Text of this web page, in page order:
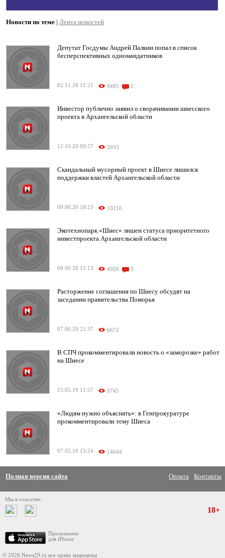
Новости по теме | Лента новостей
Депутат Госдумы Андрей Палкин попал в список
бесперспективных одномандатников
02.11.20 11:21 9495 1
Инвестор публично заявил о сворачивании шиесского
проекта в Архангельской области
12.10.20 09:57 3933
Скандальный мусорный проект в Шиесе лишился
поддержки властей Архангельской области
09.06.20 18:23 10216
Экотехнопарк «Шиес» лишен статуса приоритетного
инвестпроекта Архангельской области
09.06.20 15:13 4926 3
Расторжение соглашения по Шиесу обсудят на
заседании правительства Поморья
07.06.20 21:37 6672
В СПЧ прокомментировали новость о «заморозке» работ
на Шиесе
15.05.19 11:57 9745
«Людям нужно объяснять»: в Генпрокуратуре
прокомментировали тему Шиеса
07.05.19 15:24 14644
Полная версия сайта Оплата Контакты
Мы в соцсетях:
Приложение
для iPhone
18+
© 2026 News29.ru все права защищены